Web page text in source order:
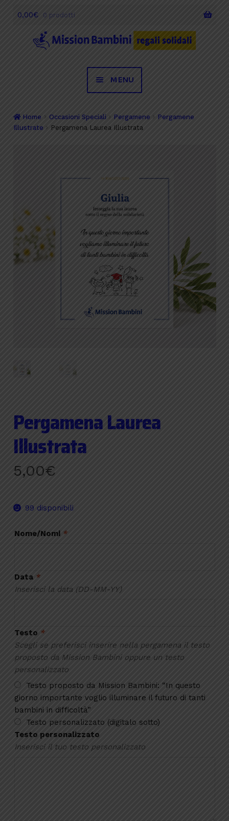
0,00€ 0 prodotti
MENU
Desideri
Occasioni Speciali
Testimonianze
Chi siamo
Home Occasioni Speciali Pergamene
Pergamene
Illustrate
Pergamena Laurea Illustrata
Pergamena Laurea
Illustrata
5,00€
99 disponibili
Nome/Nomi *
Data *
Inserisci la data (DD-MM-YY)
Testo *
Scegli se preferisci inserire nella pergamena il testo
proposto da Mission Bambini oppure un testo
personalizzato
Testo proposto da Mission Bambini: “In questo
giorno importante voglio illuminare il futuro di tanti
bambini in difficoltà”
Testo personalizzato (digitalo sotto)
Testo personalizzato
Inserisci il tuo testo personalizzato